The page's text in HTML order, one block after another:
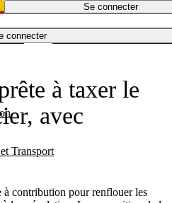
connecter
Transport
Español
Se connecter
à taxer le
avec
contribution pour renflouer les